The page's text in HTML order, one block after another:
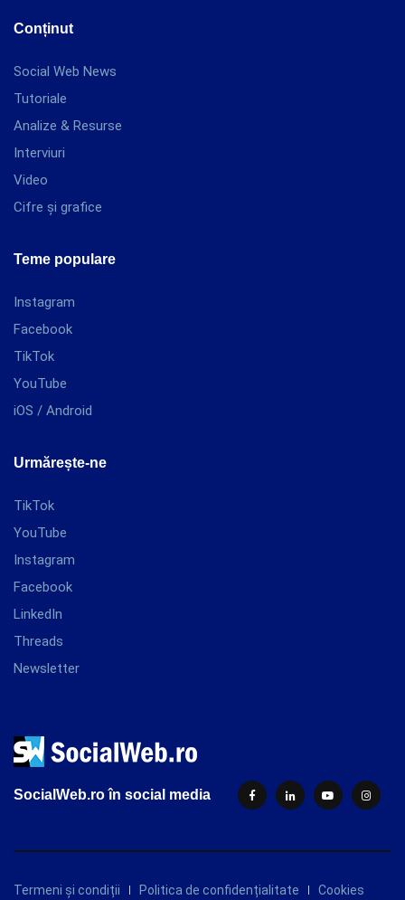
Conținut
Social Web News
Tutoriale
Analize & Resurse
Interviuri
Video
Cifre și grafice
Teme populare
Instagram
Facebook
TikTok
YouTube
iOS / Android
Urmărește-ne
TikTok
YouTube
Instagram
Facebook
LinkedIn
Threads
Newsletter
SocialWeb.ro în social media
Termeni și condiții Politica de confidențialitate Cookies